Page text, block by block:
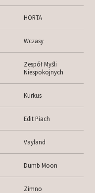
HORTA
Wczasy
Zespół Myśli
Niespokojnych
Kurkus
Edit Piach
Vayland
Dumb Moon
Zimno